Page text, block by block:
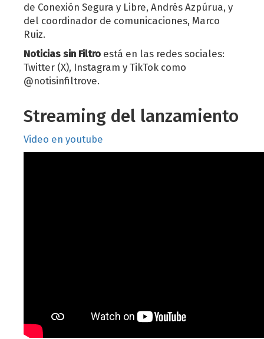
de Conexión Segura y Libre, Andrés Azpúrua, y
del coordinador de comunicaciones, Marco
Ruiz.
Noticias sin Filtro está en las redes sociales:
Twitter (X), Instagram y TikTok como
@notisinfiltrove.
Streaming del lanzamiento
Video en youtube